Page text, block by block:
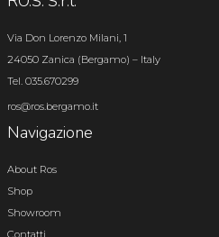
Via Don Lorenzo Milani, 1
24050 Zanica (Bergamo) – Italy
Tel. 035.670299
ros@ros.bergamo.it
Navigazione
About Ros
Shop
Showroom